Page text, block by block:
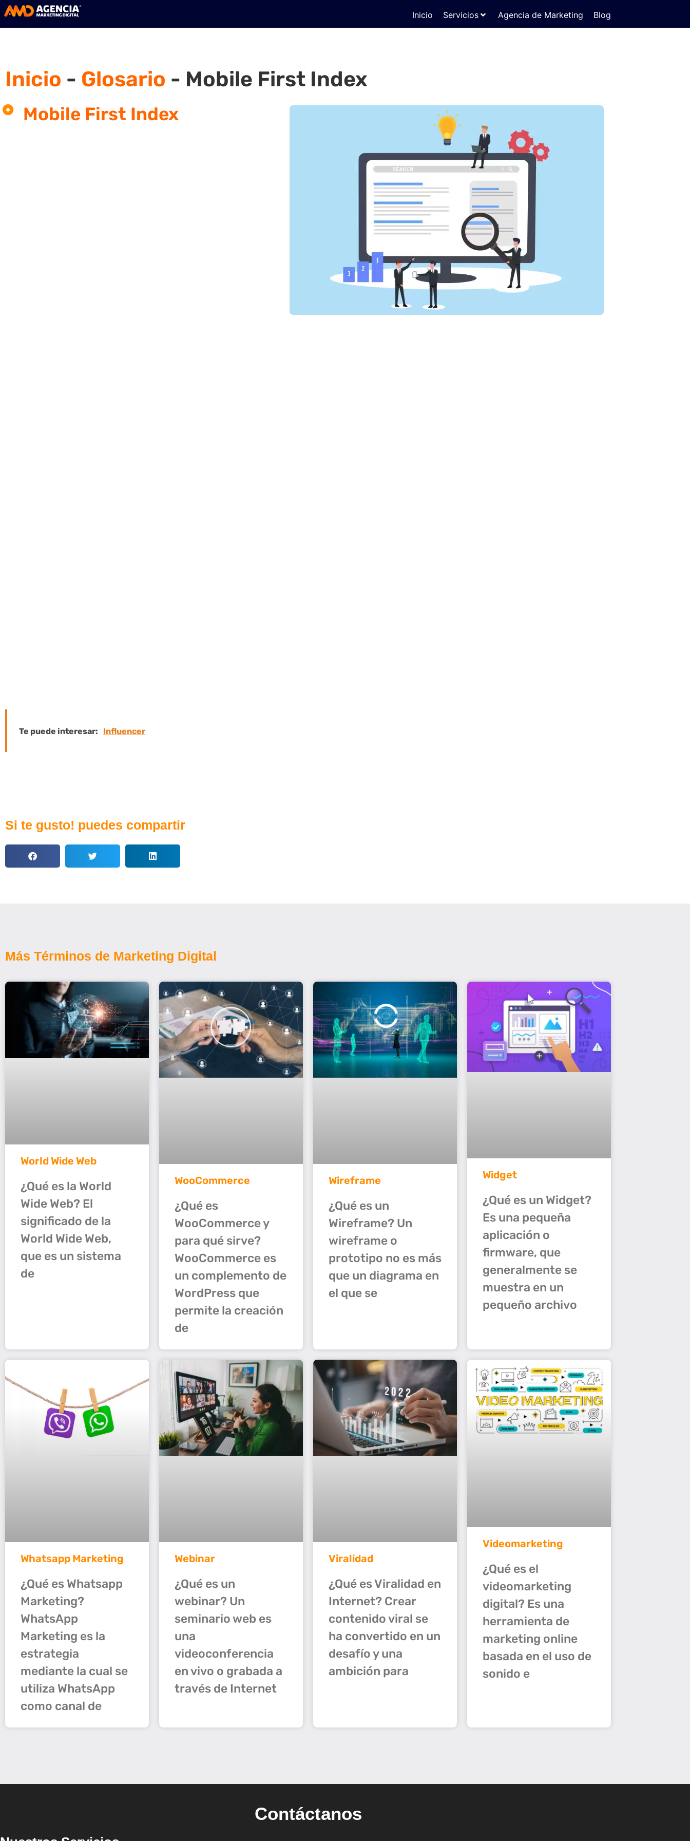
Inicio Servicios Agencia de Marketing Blog
Inicio - Glosario - Mobile First Index
Mobile First Index
Te puede interesar: Influencer
Si te gusto! puedes compartir
Más Términos de Marketing Digital
World Wide Web
¿Qué es la World
Wide Web? El
significado de la
World Wide Web,
que es un sistema
de
WooCommerce
¿Qué es
WooCommerce y
para qué sirve?
WooCommerce es
un complemento de
WordPress que
permite la creación
de
Wireframe
¿Qué es un
Wireframe? Un
wireframe o
prototipo no es más
que un diagrama en
el que se
Widget
¿Qué es un Widget?
Es una pequeña
aplicación o
firmware, que
generalmente se
muestra en un
pequeño archivo
Whatsapp Marketing
¿Qué es Whatsapp
Marketing?
WhatsApp
Marketing es la
estrategia
mediante la cual se
utiliza WhatsApp
como canal de
Webinar
¿Qué es un
webinar? Un
seminario web es
una
videoconferencia
en vivo o grabada a
través de Internet
Viralidad
¿Qué es Viralidad en
Internet? Crear
contenido viral se
ha convertido en un
desafío y una
ambición para
Videomarketing
¿Qué es el
videomarketing
digital? Es una
herramienta de
marketing online
basada en el uso de
sonido e
Contáctanos